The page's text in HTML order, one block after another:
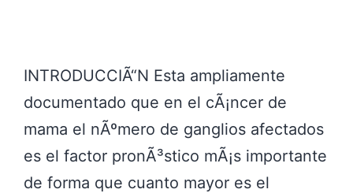
INTRODUCCIÃ“N Esta ampliamente
documentado que en el cÃ¡ncer de
mama el nÃºmero de ganglios afectados
es el factor pronÃ³stico mÃ¡s importante
de forma que cuanto mayor es el